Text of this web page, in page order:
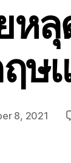
ห
ษ
8, 2021